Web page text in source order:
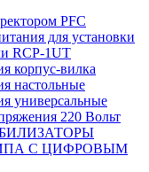
PFC
для установки
RCP-1UT
корпус-вилка
настольные
универсальные
220 Вольт
С ЦИФРОВЫМ